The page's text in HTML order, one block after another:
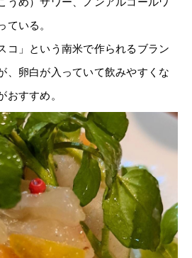
ている。
コ」という南米で作られるブラン
、卵白が入っていて飲みやすくな
おすすめ。